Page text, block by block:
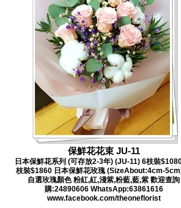
保鮮花花束 JU-11
日本保鮮花系列 (可存放2-3年) (JU-11) 6枝裝
枝裝$1860 日本保鮮花玫瑰 (SizeAbout:4cm-
自選玫瑰顏色 粉紅,紅,淺紫,粉藍,藍,紫 歡迎查詢
購:24890606 WhatsApp:63861616
www.facebook.com/theoneflorist